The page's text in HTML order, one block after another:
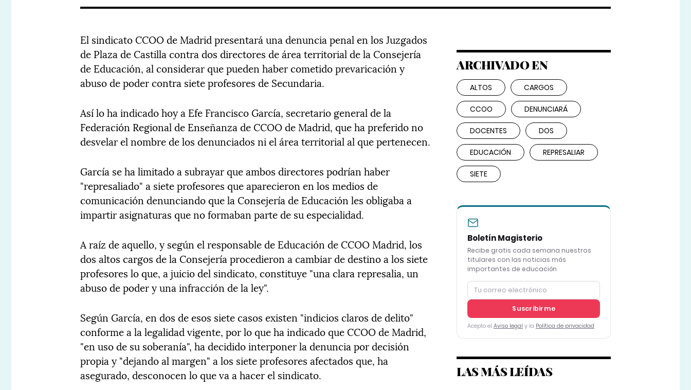
El sindicato CCOO de Madrid presentará una denuncia penal en los Juzgados
de Plaza de Castilla contra dos directores de área territorial de la Consejería
de Educación, al considerar que pueden haber cometido prevaricación y
abuso de poder contra siete profesores de Secundaria.
Así lo ha indicado hoy a Efe Francisco García, secretario general de la
Federación Regional de Enseñanza de CCOO de Madrid, que ha preferido no
desvelar el nombre de los denunciados ni el área territorial al que pertenecen.
García se ha limitado a subrayar que ambos directores podrían haber
"represaliado" a siete profesores que aparecieron en los medios de
comunicación denunciando que la Consejería de Educación les obligaba a
impartir asignaturas que no formaban parte de su especialidad.
A raíz de aquello, y según el responsable de Educación de CCOO Madrid, los
dos altos cargos de la Consejería procedieron a cambiar de destino a los siete
profesores lo que, a juicio del sindicato, constituye "una clara represalia, un
abuso de poder y una infracción de la ley".
Según García, en dos de esos siete casos existen "indicios claros de delito"
conforme a la legalidad vigente, por lo que ha indicado que CCOO de Madrid,
"en uso de su soberanía", ha decidido interponer la denuncia por decisión
propia y "dejando al margen" a los siete profesores afectados que, ha
asegurado, desconocen lo que va a hacer el sindicato.
ARCHIVADO EN
ALTOS CARGOS
CCOO DENUNCIARÁ
DOCENTES DOS
EDUCACIÓN REPRESALIAR
SIETE
Boletín Magisterio
Recibe gratis cada semana nuestros
titulares con las noticias más
importantes de educación
Suscribirme
Acepto el Aviso legal y la Política de privacidad
LAS MÁS LEÍDAS